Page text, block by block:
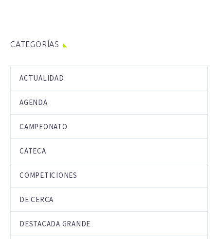
CATEGORÍAS
ACTUALIDAD
AGENDA
CAMPEONATO
CATECA
COMPETICIONES
DE CERCA
DESTACADA GRANDE